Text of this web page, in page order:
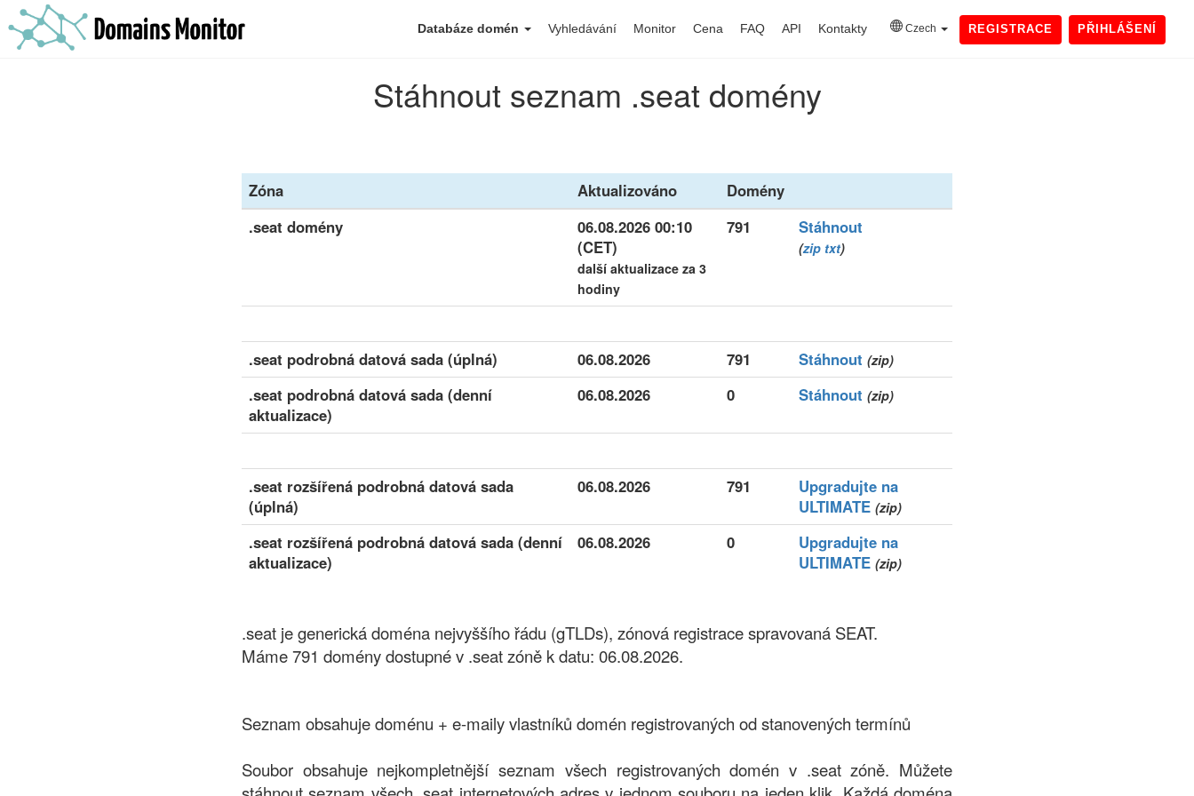
Databáze domén Vyhledávání Monitor Cena FAQ API Kontakty Czech REGISTRACE PŘIHLÁŠENÍ
Stáhnout seznam .seat domény
Zóna Aktualizováno
Domény
.seat domény
06.08.2026 00:10
(CET)
další aktualizace za 3
hodiny
791 Stáhnout
(zip txt)
.seat podrobná datová sada (úplná) 06.08.2026 791 Stáhnout (zip)
.seat podrobná datová sada (denní
aktualizace)
06.08.2026 0 Stáhnout (zip)
.seat rozšířená podrobná datová sada
(úplná)
06.08.2026 791
Upgradujte na
ULTIMATE (zip)
.seat rozšířená podrobná datová sada (denní
aktualizace)
06.08.2026 0
Upgradujte na
ULTIMATE (zip)
.seat je generická doména nejvyššího řádu (gTLDs), zónová registrace spravovaná SEAT.
Máme 791 domény dostupné v .seat zóně k datu: 06.08.2026.
Seznam obsahuje doménu + e-maily vlastníků domén registrovaných od stanovených termínů
Soubor obsahuje nejkompletnější seznam všech registrovaných domén v .seat zóně. Můžete